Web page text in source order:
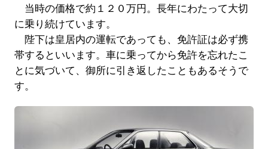
当時の価格で約１２０万円。長年にわたって大切
に乗り続けています。
陛下は皇居内の運転であっても、免許証は必ず携
帯するといいます。車に乗ってから免許を忘れたこ
とに気づいて、御所に引き返したこともあるそうで
す。